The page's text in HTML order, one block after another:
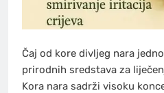
Čaj od kore divljeg nara
prirodnih sredstava za
Kora nara sadrži visoku